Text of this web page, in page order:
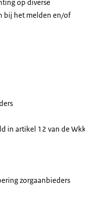
op diverse
bij het melden en/of
in artikel 12 van de
zorgaanbieders